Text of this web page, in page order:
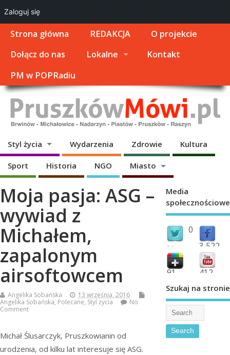
Strona główna REDAKCJA
O projekcie
Dołącz do nas
Lokalne
Kontakt
PM w POPRadiu
Styl życia Wydarzenia Zdrowie Kultura
Sport Historia NGO Miasto
Moja pasja: ASG –
wywiad z
Michałem,
zapalonym
airsoftowcem
Angelika Sobańska
13 września, 2016
Angelika Sobańska, Polecane, Styl życia
No
Comment
Michał Ślusarczyk, Pruszkowianin od
urodzenia, od kilku lat interesuje się ASG.
Media
społecznościowe
0
followers 3,522
fans
91 412
Szukaj na stronie
Zaloguj się